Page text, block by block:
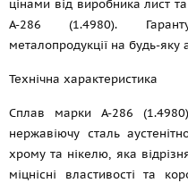
цінами від виробника лист та
A-286 (1.4980).
металопродукції на будь-
Технічна характеристика
Сплав марки A-286
нержавіючу сталь
хрому та нікелю, яка
міцнісні властивості та